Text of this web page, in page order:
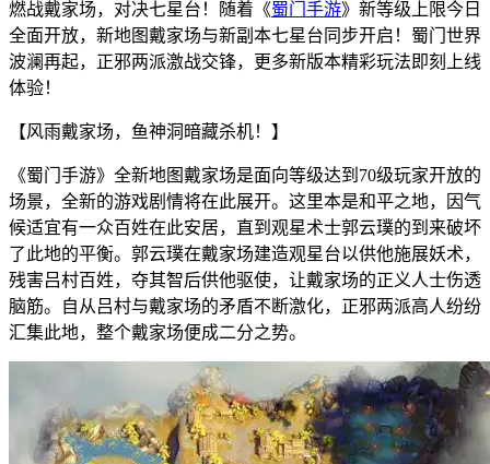
燃战戴家场，对决七星台！随着《蜀门手游》新等级上限今日
全面开放，新地图戴家场与新副本七星台同步开启！蜀门世界
波澜再起，正邪两派激战交锋，更多新版本精彩玩法即刻上线
体验！
【风雨戴家场，鱼神洞暗藏杀机！】
《蜀门手游》全新地图戴家场是面向等级达到70级玩家开放的
场景，全新的游戏剧情将在此展开。这里本是和平之地，因气
候适宜有一众百姓在此安居，直到观星术士郭云璞的到来破坏
了此地的平衡。郭云璞在戴家场建造观星台以供他施展妖术，
残害吕村百姓，夺其智后供他驱使，让戴家场的正义人士伤透
脑筋。自从吕村与戴家场的矛盾不断激化，正邪两派高人纷纷
汇集此地，整个戴家场便成二分之势。